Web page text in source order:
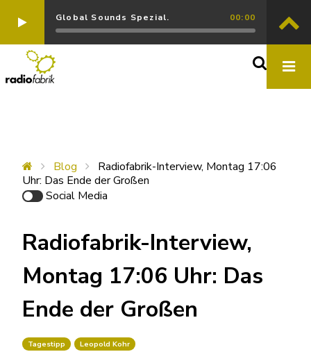
Global Sounds Spezial. 00:00
Blog
Radiofabrik-Interview, Montag 17:06
Uhr: Das Ende der Großen
Social Media
Radiofabrik-Interview,
Montag 17:06 Uhr: Das
Ende der Großen
Tagestipp Leopold Kohr